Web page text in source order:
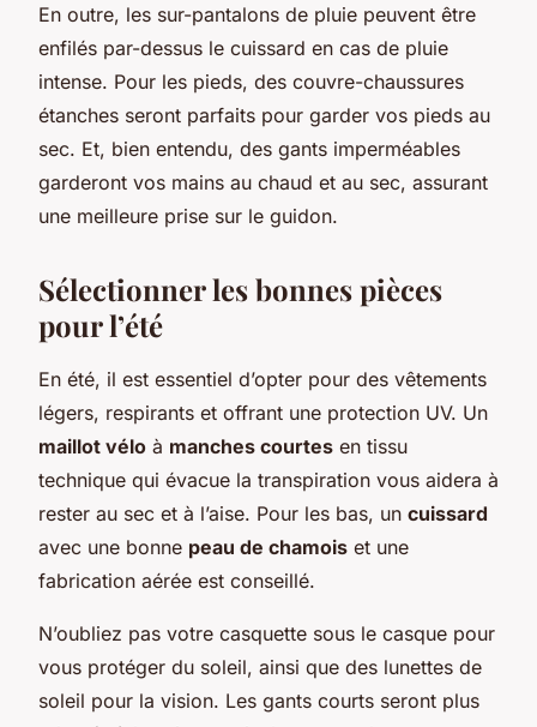
En outre, les sur-pantalons de pluie peuvent être
enfilés par-dessus le cuissard en cas de pluie
intense. Pour les pieds, des couvre-chaussures
étanches seront parfaits pour garder vos pieds au
sec. Et, bien entendu, des gants imperméables
garderont vos mains au chaud et au sec, assurant
une meilleure prise sur le guidon.
Sélectionner les bonnes pièces
pour l’été
En été, il est essentiel d’opter pour des vêtements
légers, respirants et offrant une protection UV. Un
maillot vélo à manches courtes en tissu
technique qui évacue la transpiration vous aidera à
rester au sec et à l’aise. Pour les bas, un cuissard
avec une bonne peau de chamois et une
fabrication aérée est conseillé.
N’oubliez pas votre casquette sous le casque pour
vous protéger du soleil, ainsi que des lunettes de
soleil pour la vision. Les gants courts seront plus